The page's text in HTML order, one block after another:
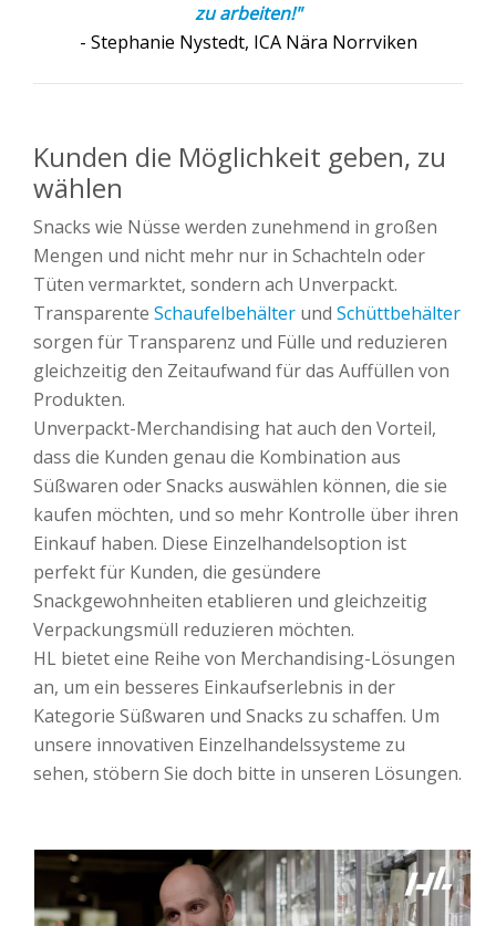
zu arbeiten!"
- Stephanie Nystedt, ICA Nära Norrviken
Kunden die Möglichkeit geben, zu
wählen
Snacks wie Nüsse werden zunehmend in großen
Mengen und nicht mehr nur in Schachteln oder
Tüten vermarktet, sondern ach Unverpackt.
Transparente Schaufelbehälter und Schüttbehälter
sorgen für Transparenz und Fülle und reduzieren
gleichzeitig den Zeitaufwand für das Auffüllen von
Produkten.
Unverpackt-Merchandising hat auch den Vorteil,
dass die Kunden genau die Kombination aus
Süßwaren oder Snacks auswählen können, die sie
kaufen möchten, und so mehr Kontrolle über ihren
Einkauf haben. Diese Einzelhandelsoption ist
perfekt für Kunden, die gesündere
Snackgewohnheiten etablieren und gleichzeitig
Verpackungsmüll reduzieren möchten.
HL bietet eine Reihe von Merchandising-Lösungen
an, um ein besseres Einkaufserlebnis in der
Kategorie Süßwaren und Snacks zu schaffen. Um
unsere innovativen Einzelhandelssysteme zu
sehen, stöbern Sie doch bitte in unseren Lösungen.